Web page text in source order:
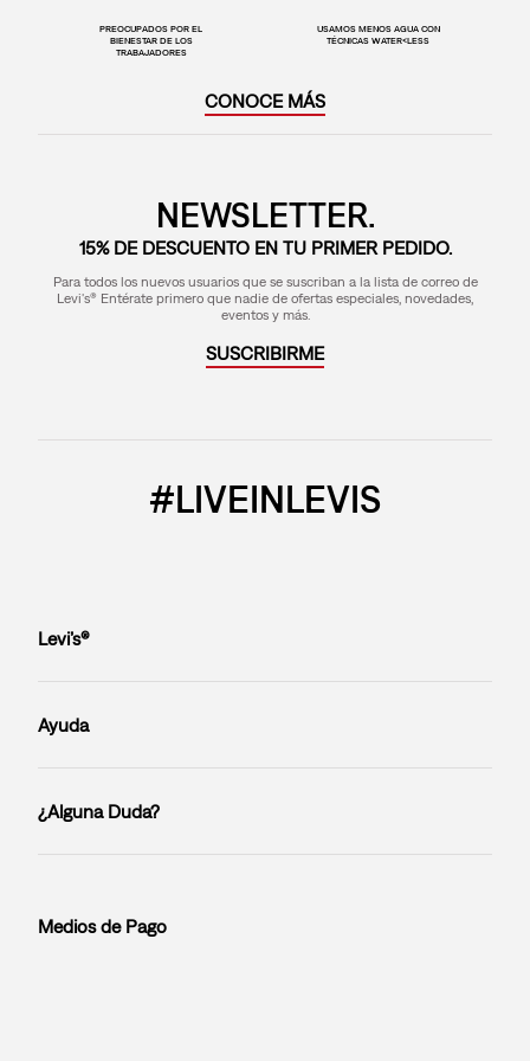
PREOCUPADOS POR EL
BIENESTAR DE LOS
TRABAJADORES
USAMOS MENOS AGUA CON
TÉCNICAS WATER<LESS
CONOCE MÁS
NEWSLETTER.
15% DE DESCUENTO EN TU PRIMER PEDIDO.
Para todos los nuevos usuarios que se suscriban a la lista de correo de
Levi's® Entérate primero que nadie de ofertas especiales, novedades,
eventos y más.
SUSCRIBIRME
#LIVEINLEVIS
Levi’s®
Ayuda
¿Alguna Duda?
Medios de Pago